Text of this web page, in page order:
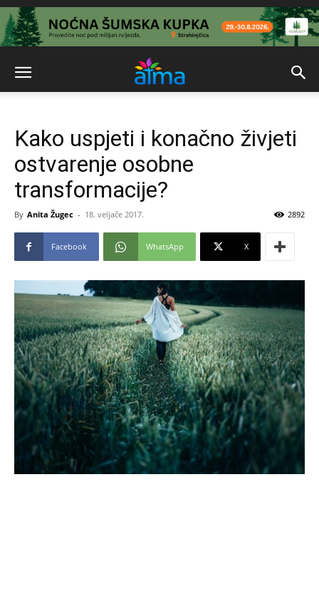
Kako uspjeti i konačno živjeti
ostvarenje osobne
transformacije?
By Anita Žugec - 18. veljače 2017. 2892
Facebook WhatsApp X